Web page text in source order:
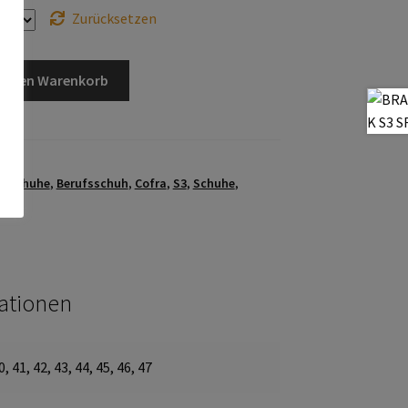
Zurücksetzen
In den Warenkorb
, Berufsschuh, Cofra, S3, Schuhe,
41, 42, 43, 44, 45, 46, 47